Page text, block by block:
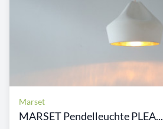
Marset
MARSET Pendelleuchte PLEA...